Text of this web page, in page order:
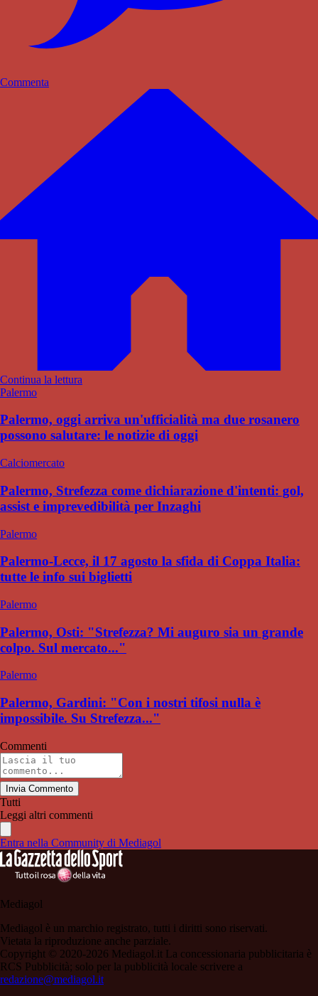
Commenta
Continua la lettura
Palermo
Palermo, oggi arriva un'ufficialità ma due rosanero
possono salutare: le notizie di oggi
Calciomercato
Palermo, Strefezza come dichiarazione d'intenti: gol,
assist e imprevedibilità per Inzaghi
Palermo
Palermo-Lecce, il 17 agosto la sfida di Coppa Italia:
tutte le info sui biglietti
Palermo
Palermo, Osti: "Strefezza? Mi auguro sia un grande
colpo. Sul mercato..."
Palermo
Palermo, Gardini: "Con i nostri tifosi nulla è
impossibile. Su Strefezza..."
Commenti
Invia Commento
Tutti
Leggi altri commenti
Entra nella Community di Mediagol
Mediagol
Mediagol è un marchio registrato, tutti i diritti sono riservati.
Vietata la riproduzione anche parziale.
Copyright © 2020-2026 Mediagol.it La concessionaria pubblicitaria è
RCS Pubblicità; solo per la pubblicità locale scrivere a
redazione@mediagol.it